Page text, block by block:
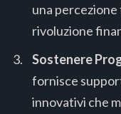
una
rivoluzione
Sostenere
fornisce
innovativi che